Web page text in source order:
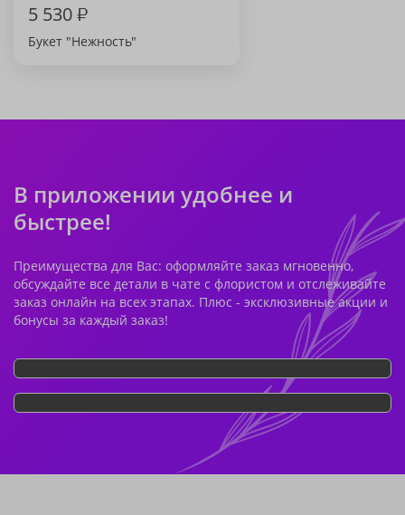
5 530₽
Букет "Нежность"
В приложении удобнее и
быстрее!
Преимущества для Вас: оформляйте заказ мгновенно,
обсуждайте все детали в чате с флористом и отслеживайте
заказ онлайн на всех этапах. Плюс - эксклюзивные акции и
бонусы за каждый заказ!